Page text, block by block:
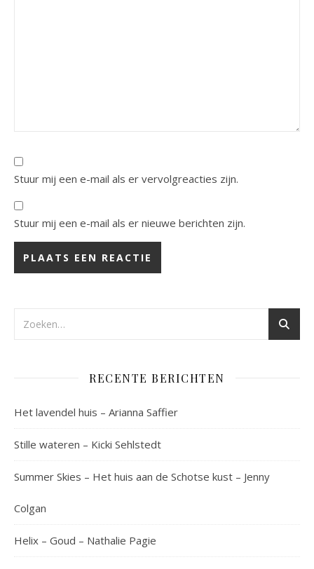
Stuur mij een e-mail als er vervolgreacties zijn.
Stuur mij een e-mail als er nieuwe berichten zijn.
RECENTE BERICHTEN
Het lavendel huis – Arianna Saffier
Stille wateren – Kicki Sehlstedt
Summer Skies – Het huis aan de Schotse kust – Jenny
Colgan
Helix – Goud – Nathalie Pagie